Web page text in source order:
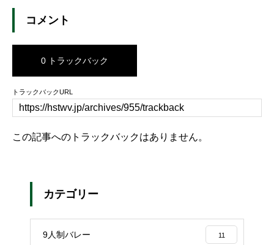
コメント
0 トラックバック
トラックバックURL
この記事へのトラックバックはありません。
カテゴリー
9人制バレー 11